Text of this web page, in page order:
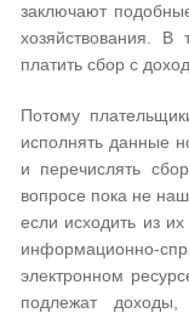
заключают
хозяйствования. В
платить сбор с
Потому
исполнять данные
и перечислять
вопросе пока не
если исходить из
информационно-
электронном
подлежат доходы,